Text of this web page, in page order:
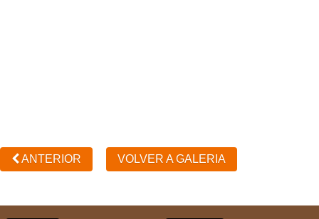
ANTERIOR VOLVER A GALERIA